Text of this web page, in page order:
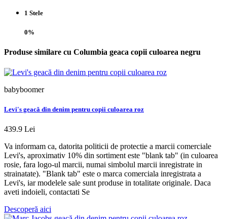
1 Stele
0%
Produse similare cu Columbia geaca copii culoarea negru
babyboomer
Levi's geacă din denim pentru copii culoarea roz
439.9 Lei
Va informam ca, datorita politicii de protectie a marcii comerciale
Levi's, aproximativ 10% din sortiment este "blank tab" (in culoarea
rosie, fara logo-ul marcii, numai simbolul marcii inregistrate in
strainatate). "Blank tab" este o marca comerciala inregistrata a
Levi's, iar modelele sale sunt produse in totalitate originale. Daca
aveti indoieli, contactati Se
Descoperă aici